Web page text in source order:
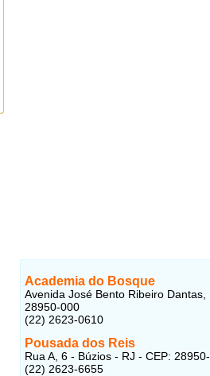
Academia do Bosque
Avenida José Bento Ribeiro
28950-000
(22) 2623-0610
Pousada dos Reis
Rua A, 6 - Búzios - RJ - CEP:
(22) 2623-6655